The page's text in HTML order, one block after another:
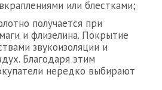
или блестками;
получается при
и флизелина. Покрытие
звукоизоляции и
Благодаря этим
нередко выбирают